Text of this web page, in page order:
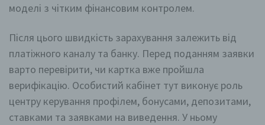
моделі з чітким фінансовим контролем.
Після цього швидкість зарахування залежить від
платіжного каналу та банку. Перед поданням заявки
варто перевірити, чи картка вже пройшла
верифікацію. Особистий кабінет тут виконує роль
центру керування профілем, бонусами, депозитами,
ставками та заявками на виведення. У ньому